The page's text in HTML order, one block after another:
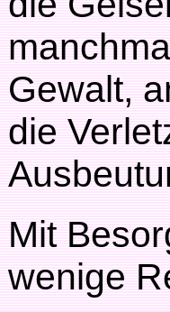
Gewalt,
die
Mit
wenige